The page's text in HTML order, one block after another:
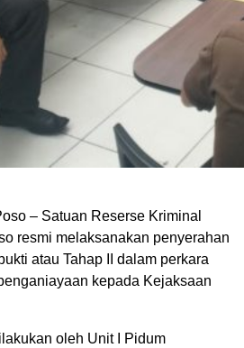
– Satuan Reserse Kriminal
resmi melaksanakan penyerahan
atau Tahap II dalam perkara
kepada Kejaksaan
oleh Unit I Pidum